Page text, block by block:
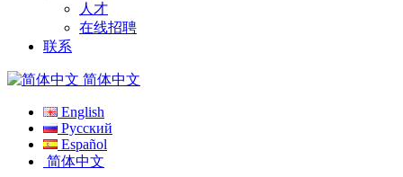
人才
在线招聘
联系
简体中文
English
Русский
Español
简体中文